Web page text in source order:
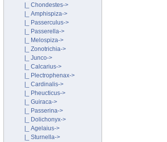
|_ Chondestes->
|_ Amphispiza->
|_ Passerculus->
|_ Passerella->
|_ Melospiza->
|_ Zonotrichia->
|_ Junco->
|_ Calcarius->
|_ Plectrophenax->
|_ Cardinalis->
|_ Pheucticus->
|_ Guiraca->
|_ Passerina->
|_ Dolichonyx->
|_ Agelaius->
|_ Sturnella->